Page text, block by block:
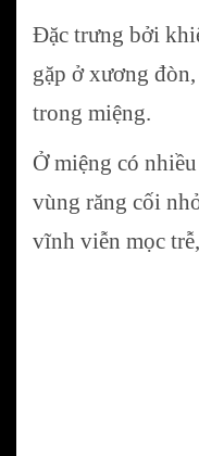
Đặc trưng bởi
gặp ở xương
trong miệng.
Ở miệng có
vùng răng cối
vĩnh viễn mọc